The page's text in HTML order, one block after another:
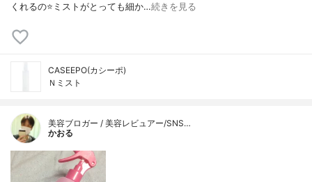
くれるの⭐️ミストがとっても細か…続きを見る
CASEEPO(カシーポ)
Ｎミスト
美容ブロガー / 美容レビュアー/SNS…
かおる